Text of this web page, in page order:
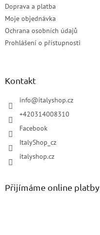
Doprava a platba
Moje objednávka
Ochrana osobních údajů
Prohlášení o přístupnosti
Kontakt
info@italyshop.cz
+420314008310
Facebook
ItalyShop_cz
italyshop.cz
Přijímáme online platby